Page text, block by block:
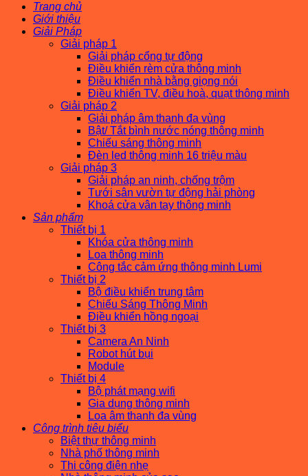
Trang chủ
Giới thiệu
Giải Pháp
Giải pháp 1
Giải pháp cổng tự động
Điều khiển rèm cửa thông minh
Điều khiển nhà bằng giọng nói
Điều khiển TV, điều hoà, quạt thông minh
Giải pháp 2
Giải pháp âm thanh đa vùng
Bật/ Tắt bình nước nóng thông minh
Chiếu sáng thông minh
Đèn led thông minh 16 triệu màu
Giải pháp 3
Giải pháp an ninh, chống trộm
Tưới sân vườn tự động hải phòng
Khoá cửa vân tay thông minh
Sản phẩm
Thiết bị 1
Khóa cửa thông minh
Loa thông minh
Công tắc cảm ứng thông minh Lumi
Thiết bị 2
Bộ điều khiển trung tâm
Chiếu Sáng Thông Minh
Điều khiển hồng ngoại
Thiết bị 3
Camera An Ninh
Robot hút bụi
Module
Thiết bị 4
Bộ phát mạng wifi
Gia dụng thông minh
Loa âm thanh đa vùng
Công trình tiêu biểu
Biệt thự thông minh
Nhà phố thông minh
Thi công điện nhẹ